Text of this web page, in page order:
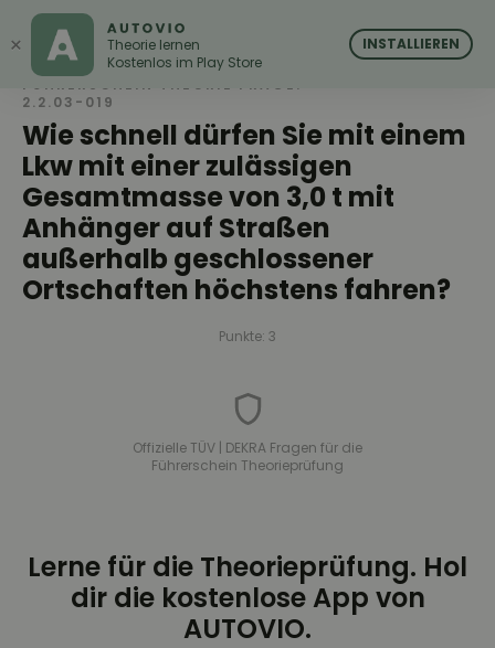
AUTOVIO
Wie schnell dürfen Sie mit einem
Lkw mit einer zulässigen
Gesamtmasse von 3,0 t mit
Anhänger auf Straßen
außerhalb geschlossener
Ortschaften höchstens fahren?
FÜHRERSCHEIN THEORIE FRAGE:
2.2.03-019
Punkte: 3
Offizielle TÜV | DEKRA Fragen für die
Führerschein Theorieprüfung
Lerne für die Theorieprüfung. Hol
dir die kostenlose App von
AUTOVIO.
× AUTOVIO
Theorie lernen
Kostenlos im Play Store
INSTALLIEREN